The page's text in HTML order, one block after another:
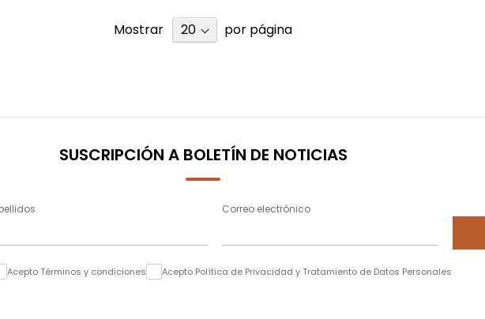
Mostrar por página
SUSCRIPCIÓN A BOLETÍN DE NOTICIAS
Correo electrónico
Acepto Términos y condiciones Acepto Política de Privacidad y Tratamiento de Datos Personales